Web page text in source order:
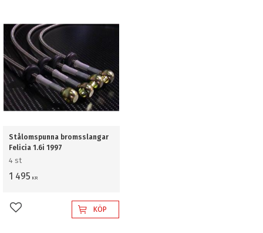
Stålomspunna bromsslangar
Felicia 1.6i 1997
4 st
1 495 KR
Lägg till i favoriterKÖP